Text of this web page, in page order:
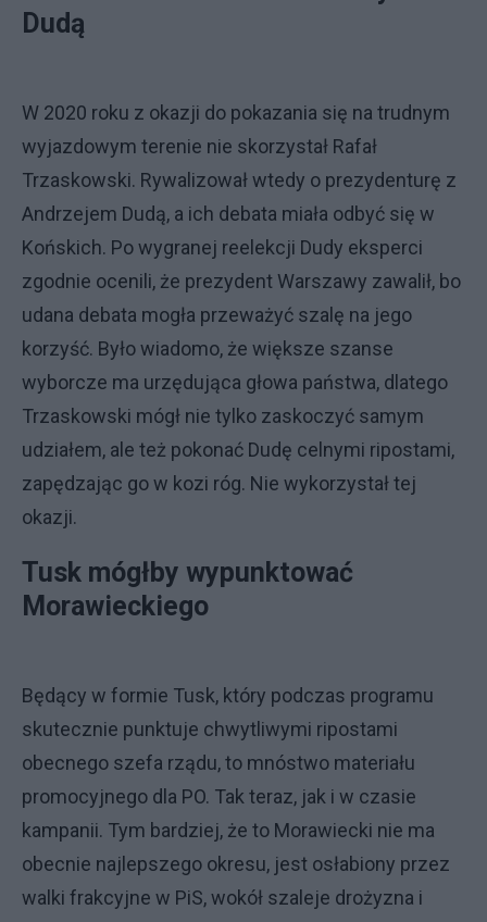
Dudą
W 2020 roku z okazji do pokazania się na trudnym
wyjazdowym terenie nie skorzystał Rafał
Trzaskowski. Rywalizował wtedy o prezydenturę z
Andrzejem Dudą, a ich debata miała odbyć się w
Końskich. Po wygranej reelekcji Dudy eksperci
zgodnie ocenili, że prezydent Warszawy zawalił, bo
udana debata mogła przeważyć szalę na jego
korzyść. Było wiadomo, że większe szanse
wyborcze ma urzędująca głowa państwa, dlatego
Trzaskowski mógł nie tylko zaskoczyć samym
udziałem, ale też pokonać Dudę celnymi ripostami,
zapędzając go w kozi róg. Nie wykorzystał tej
okazji.
Tusk mógłby wypunktować
Morawieckiego
Będący w formie Tusk, który podczas programu
skutecznie punktuje chwytliwymi ripostami
obecnego szefa rządu, to mnóstwo materiału
promocyjnego dla PO. Tak teraz, jak i w czasie
kampanii. Tym bardziej, że to Morawiecki nie ma
obecnie najlepszego okresu, jest osłabiony przez
walki frakcyjne w PiS, wokół szaleje drożyzna i